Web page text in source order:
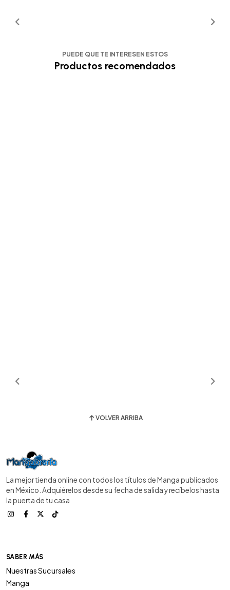
PUEDE QUE TE INTERESEN ESTOS
Productos recomendados
VOLVER ARRIBA
La mejor tienda online con todos los títulos de Manga publicados
en México. Adquiérelos desde su fecha de salida y recíbelos hasta
la puerta de tu casa
SABER MÁS
Nuestras Sucursales
Manga